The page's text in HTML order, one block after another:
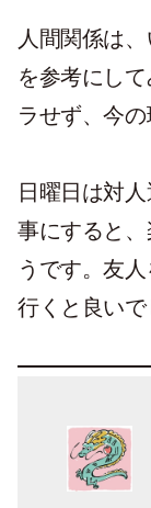
人間関係は
を参考にし
ラせず、今
日曜日は対
事にすると
うです。友
行くと良いで